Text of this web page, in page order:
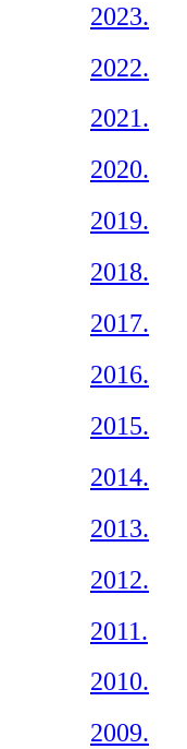
2023.
2022.
2021.
2020.
2019.
2018.
2017.
2016.
2015.
2014.
2013.
2012.
2011.
2010.
2009.